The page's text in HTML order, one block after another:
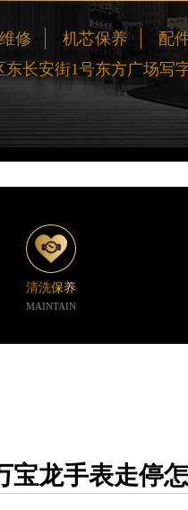
修 机芯保养 配
长安街1号东方广场写
部区域（非大陆需加拨“+86”）
清洗保养
MAINTAIN
宝龙手表走停